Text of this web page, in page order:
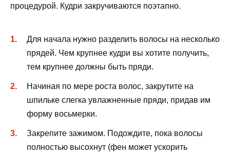
процедурой. Кудри закручиваются поэтапно.
Для начала нужно разделить волосы на несколько
прядей. Чем крупнее кудри вы хотите получить,
тем крупнее должны быть пряди.
Начиная по мере роста волос, закрутите на
шпильке слегка увлажненные пряди, придав им
форму восьмерки.
Закрепите зажимом. Подождите, пока волосы
полностью высохнут (фен может ускорить